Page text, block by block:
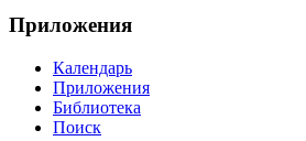
Приложения
Календарь
Приложения
Библиотека
Поиск